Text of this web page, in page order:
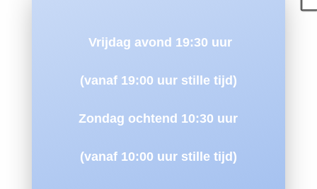
Vrijdag avond 19:30 uur
(vanaf 19:00 uur stille tijd)
Zondag ochtend 10:30 uur
(vanaf 10:00 uur stille tijd)